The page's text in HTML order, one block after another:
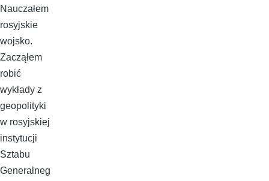
Nauczałem
rosyjskie
wojsko.
Zacząłem
robić
wykłady z
geopolityki
w rosyjskiej
instytucji
Sztabu
Generalneg